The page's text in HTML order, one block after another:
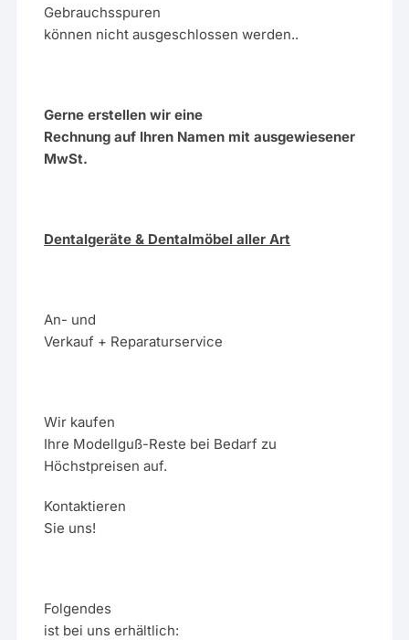
Gebrauchsspuren
können nicht ausgeschlossen werden..
Gerne erstellen wir eine
Rechnung auf Ihren Namen mit ausgewiesener
MwSt.
Dentalgeräte & Dentalmöbel aller Art
An- und
Verkauf + Reparaturservice
Wir kaufen
Ihre Modellguß-Reste bei Bedarf zu
Höchstpreisen auf.
Kontaktieren
Sie uns!
Folgendes
ist bei uns erhältlich: